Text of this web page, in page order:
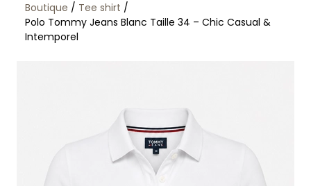
Boutique / Tee shirt /
Polo Tommy Jeans Blanc Taille 34 – Chic Casual &
Intemporel